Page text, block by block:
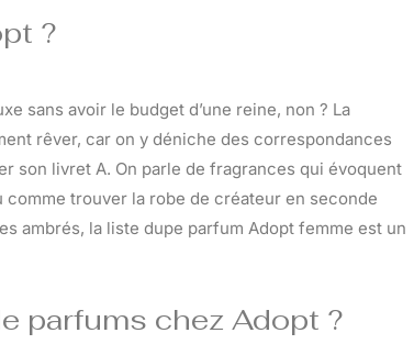
?
sans avoir le budget d’une reine, non ? La
rêver, car on y déniche des correspondances
son livret A. On parle de fragrances qui évoquent
trouver la robe de créateur en seconde
ambrés, la liste dupe parfum Adopt femme est un
parfums chez Adopt ?